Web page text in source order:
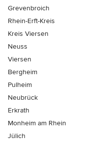
Grevenbroich
Rhein-Erft-Kreis
Kreis Viersen
Neuss
Viersen
Bergheim
Pulheim
Neubrück
Erkrath
Monheim am Rhein
Jülich